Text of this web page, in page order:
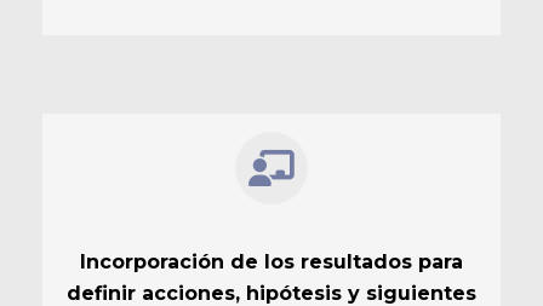
Incorporación de los resultados para
definir acciones, hipótesis y siguientes